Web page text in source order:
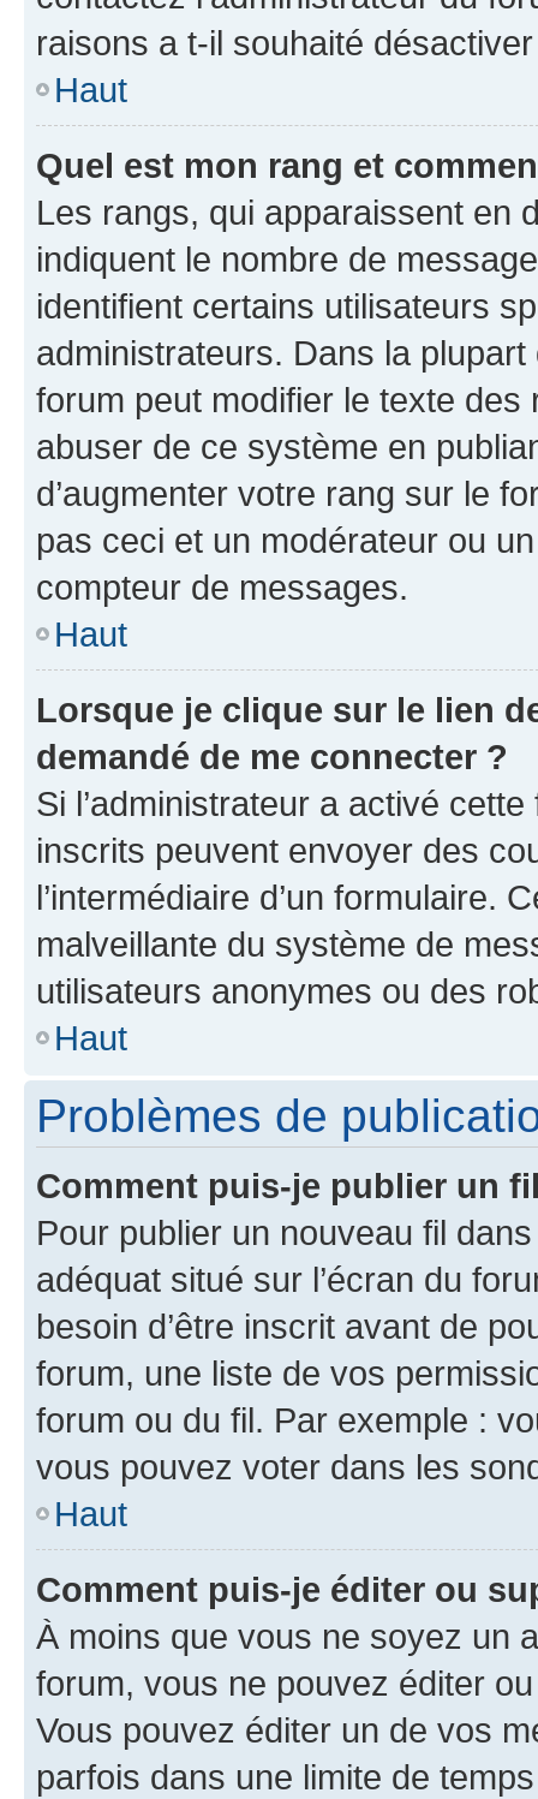
raisons a t-il souhaité
Haut
Quel est mon rang et
Les rangs, qui apparaissent en
indiquent le nombre de
identifient certains utilisateurs
administrateurs. Dans la
forum peut modifier le texte
abuser de ce système en
d’augmenter votre rang sur le
pas ceci et un modérateur ou
compteur de messages.
Haut
Lorsque je clique sur le lien
demandé de me connecter ?
Si l’administrateur a activé
inscrits peuvent envoyer des
l’intermédiaire d’un formulaire.
malveillante du système de
utilisateurs anonymes ou des
Haut
Problèmes de
Comment puis-je publier un
Pour publier un nouveau fil
adéquat situé sur l’écran du
besoin d’être inscrit avant de
forum, une liste de vos
forum ou du fil. Par exemple :
vous pouvez voter dans les
Haut
Comment puis-je éditer ou
À moins que vous ne soyez un
forum, vous ne pouvez éditer
Vous pouvez éditer un de vos
parfois dans une limite de